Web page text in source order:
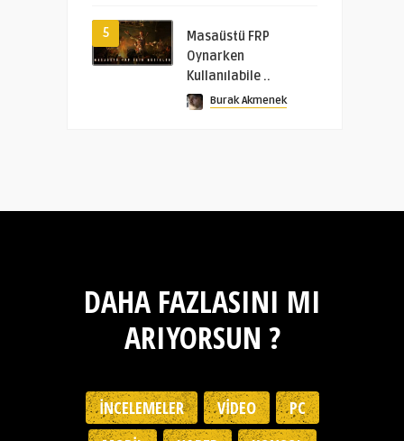
5
Masaüstü FRP
Oynarken
Kullanılabile ..
Burak Akmenek
DAHA FAZLASINI MI
ARIYORSUN ?
İNCELEMELER VIDEO
PC